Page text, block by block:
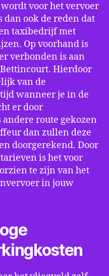
voor het vervoer
ook de reden dat
taxibedrijf met
Op voorhand is
verbonden is aan
Hierdoor
van de
wanneer je in de
er door
route gekozen
dan zullen deze
doorgerekend. Door
is het voor
te zijn van het
in jouw